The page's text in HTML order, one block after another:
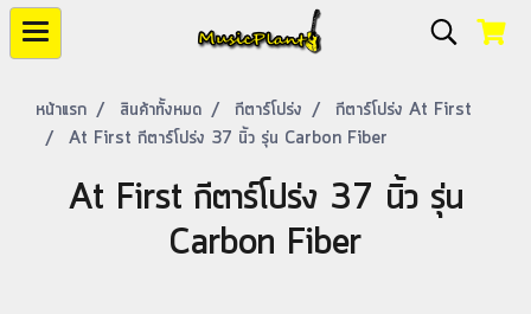
หน้าแรก สินค้าทั้งหมด กีตาร์โปร่ง
กีตาร์โปร่ง At First
At First กีตาร์โปร่ง 37 นิ้ว รุ่น Carbon Fiber
At First กีตาร์โปร่ง 37 นิ้ว รุ่น
Carbon Fiber